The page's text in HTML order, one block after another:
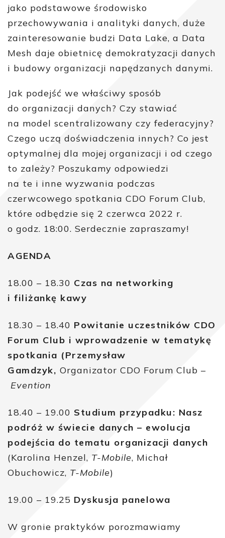
jako podstawowe środowisko
przechowywania i analityki danych, duże
zainteresowanie budzi Data Lake, a Data
Mesh daje obietnicę demokratyzacji danych
i budowy organizacji napędzanych danymi.
Jak podejść we właściwy sposób
do organizacji danych? Czy stawiać
na model scentralizowany czy federacyjny?
Czego uczą doświadczenia innych? Co jest
optymalnej dla mojej organizacji i od czego
to zależy? Poszukamy odpowiedzi
na te i inne wyzwania podczas
czerwcowego spotkania CDO Forum Club,
które odbędzie się 2 czerwca 2022 r.
o godz. 18:00. Serdecznie zapraszamy!
AGENDA
18.00 – 18.30 Czas na networking
i filiżankę kawy
18.30 – 18.40 Powitanie uczestników CDO
Forum Club i wprowadzenie w tematykę
spotkania (Przemysław
Gamdzyk, Organizator CDO Forum Club –
Evention
18.40 – 19.00 Studium przypadku: Nasz
podróż w świecie danych – ewolucja
podejścia do tematu organizacji danych
(Karolina Henzel, T-Mobile, Michał
Obuchowicz, T-Mobile)
19.00 – 19.25 Dyskusja panelowa
W gronie praktyków porozmawiamy